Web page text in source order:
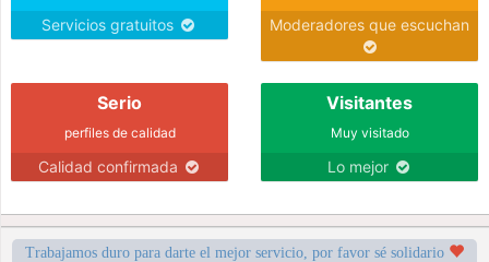
Servicios gratuitos Moderadores que escuchan
Serio
perfiles de calidad
Calidad confirmada
Visitantes
Muy visitado
Lo mejor
Trabajamos duro para darte el mejor servicio, por favor sé solidario